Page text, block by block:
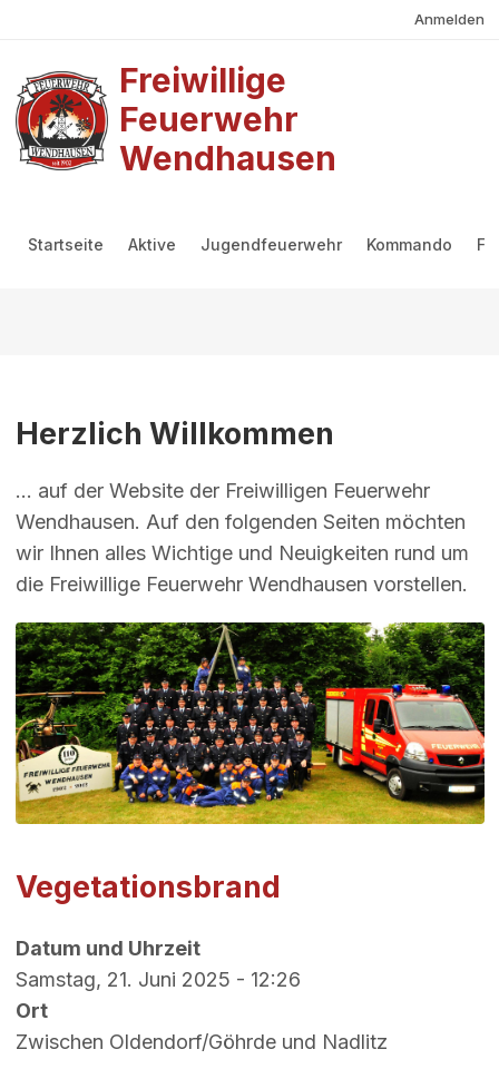
Anmelden
Freiwillige
Feuerwehr
Wendhausen
Startseite Aktive Jugendfeuerwehr Kommando
Herzlich Willkommen
... auf der Website der Freiwilligen Feuerwehr
Wendhausen. Auf den folgenden Seiten möchten
wir Ihnen alles Wichtige und Neuigkeiten rund um
die Freiwillige Feuerwehr Wendhausen vorstellen.
Vegetationsbrand
Datum und Uhrzeit
Samstag, 21. Juni 2025 - 12:26
Ort
Zwischen Oldendorf/Göhrde und Nadlitz